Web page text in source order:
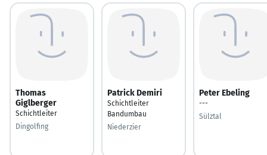
Thomas
Giglberger
Schichtleiter
Dingolfing
Patrick Demiri
Schichtleiter
Bandumbau
Niederzier
Peter Ebeling
---
Sülztal